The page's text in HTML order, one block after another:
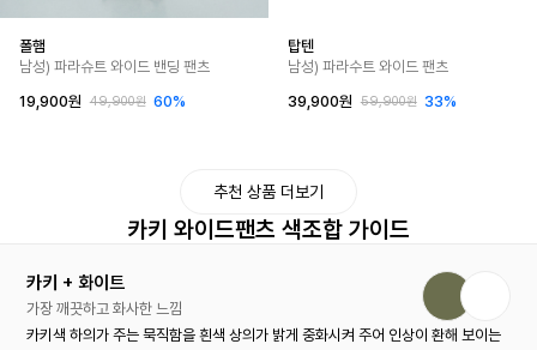
폴햄
남성) 파라슈트 와이드 밴딩 팬츠
19,900원
49,900원 60%
탑텐
남성) 파라수트 와이드 팬츠
39,900원
59,900원 33%
추천 상품 더보기
카키 와이드팬츠 색조합 가이드
카키 + 화이트
가장 깨끗하고 화사한 느낌
카키색 하의가 주는 묵직함을 흰색 상의가 밝게 중화시켜 주어 인상이 환해 보이는